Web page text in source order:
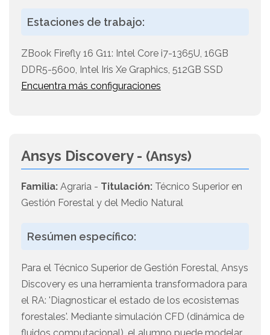
Estaciones de trabajo:
ZBook Firefly 16 G11: Intel Core i7-1365U, 16GB
DDR5-5600, Intel Iris Xe Graphics, 512GB SSD
Encuentra más configuraciones
Ansys Discovery - (Ansys)
Familia: Agraria - Titulación: Técnico Superior en
Gestión Forestal y del Medio Natural
Resúmen específico:
Para el Técnico Superior de Gestión Forestal, Ansys
Discovery es una herramienta transformadora para
el RA: 'Diagnosticar el estado de los ecosistemas
forestales'. Mediante simulación CFD (dinámica de